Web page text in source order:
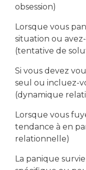
obsession)
Lorsque vous
situation ou
(tentative de
Si vous devez
seul ou incluez-
(dynamique
Lorsque vous
tendance à en
relationnelle)
La panique